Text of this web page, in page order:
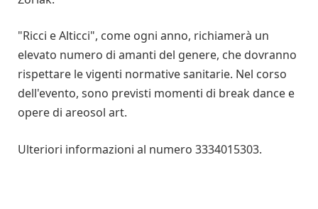
"Ricci e Alticci", come ogni anno, richiamerà un
elevato numero di amanti del genere, che dovranno
rispettare le vigenti normative sanitarie. Nel corso
dell'evento, sono previsti momenti di break dance e
opere di areosol art.
Ulteriori informazioni al numero 3334015303.